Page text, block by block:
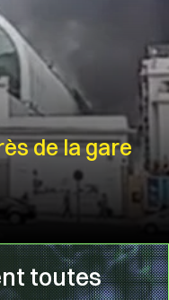
de la gare
toutes